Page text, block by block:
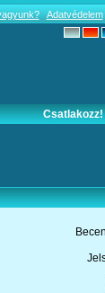
Adatvédelem
Csatlakozz!